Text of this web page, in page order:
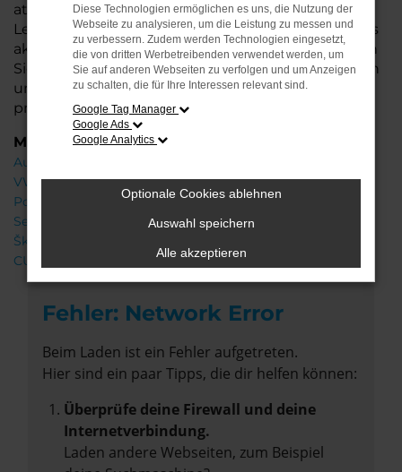
attraktiven Finanzierungsmöglichkeiten,
Leasingangeboten und der Inzahlungnahme Ihres
aktuellen Fahrzeugs. Besuchen Sie uns und lassen
Sie sich von unseren Experten beraten – wir freuen
uns, Ihnen den perfekten Neuwagen zu
präsentieren!
Marken
Audi
VW
Porsche
Seat
Škoda
CUPRA
Fehler: Network Error
Beim Laden ist ein Fehler aufgetreten.
Hier sind ein paar Tipps, die dir helfen können:
Überprüfe deine Firewall und deine
Internetverbindung.
Laden andere Webseiten, zum Beispiel
Diese Technologien ermöglichen es uns, die Nutzung der
Webseite zu analysieren, um die Leistung zu messen und
zu verbessern. Zudem werden Technologien eingesetzt,
die von dritten Werbetreibenden verwendet werden, um
Sie auf anderen Webseiten zu verfolgen und um Anzeigen
zu schalten, die für Ihre Interessen relevant sind.
Google Tag Manager
Google Ads
Google Analytics
Optionale Cookies ablehnen
Auswahl speichern
Alle akzeptieren